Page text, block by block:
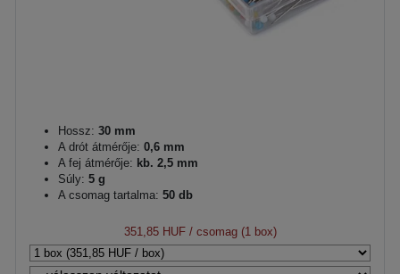
Hossz: 30 mm
A drót átmérője: 0,6 mm
A fej átmérője: kb. 2,5 mm
Súly: 5 g
A csomag tartalma: 50 db
351,85 HUF/ csomag (1 box)